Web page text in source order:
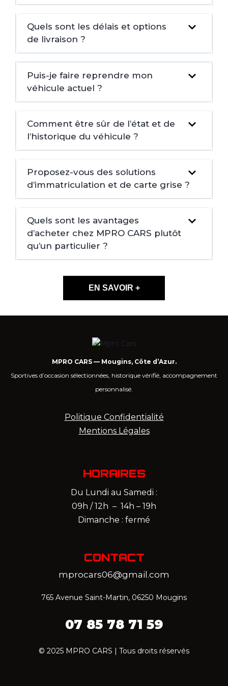
Quels sont les délais et options
de livraison ?
Puis-je faire reprendre mon
véhicule actuel ?
Comment être sûr de l’état et de
l’historique du véhicule ?
Proposez-vous des solutions
d’immatriculation et de carte grise ?
Quels sont les avantages
d’acheter chez MPRO CARS plutôt
qu’un particulier ?
EN SAVOIR +
MPRO CARS — Mougins, Côte d’Azur.
Sportives d’occasion sélectionnées, historique vérifié, accompagnement
personnalisé.
Politique Confidentialité
Mentions Légales
HORAIRES
Du Lundi au Samedi :
09h / 12h – 14h – 19h
Dimanche : fermé
CONTACT
mprocars06@gmail.com
765 Avenue Saint-Martin, 06250 Mougins
07 85 78 71 59‬
© 2025 MPRO CARS | Tous droits réservés